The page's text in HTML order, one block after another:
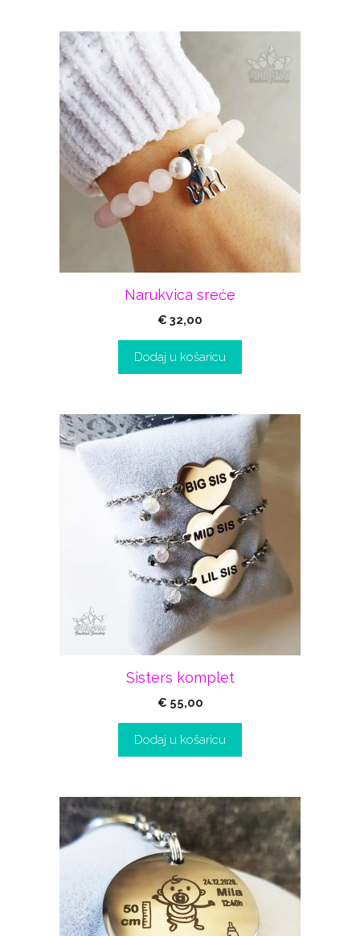
Narukvica sreće
€ 32,00
Dodaj u košaricu
Sisters komplet
€ 55,00
Dodaj u košaricu